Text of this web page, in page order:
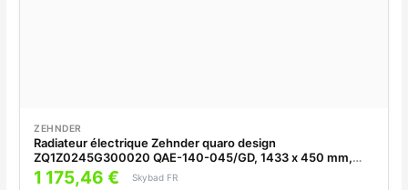
ZEHNDER
Radiateur électrique Zehnder quaro design
ZQ1Z0245G300020 QAE-140-045/GD, 1433 x 450 mm,
gris clair
1 175,46 € Skybad FR